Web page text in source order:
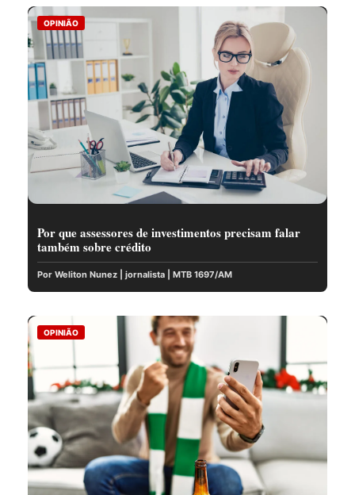
OPINIÃO
Por que assessores de investimentos precisam falar
também sobre crédito
Por Weliton Nunez | jornalista | MTB 1697/AM
OPINIÃO